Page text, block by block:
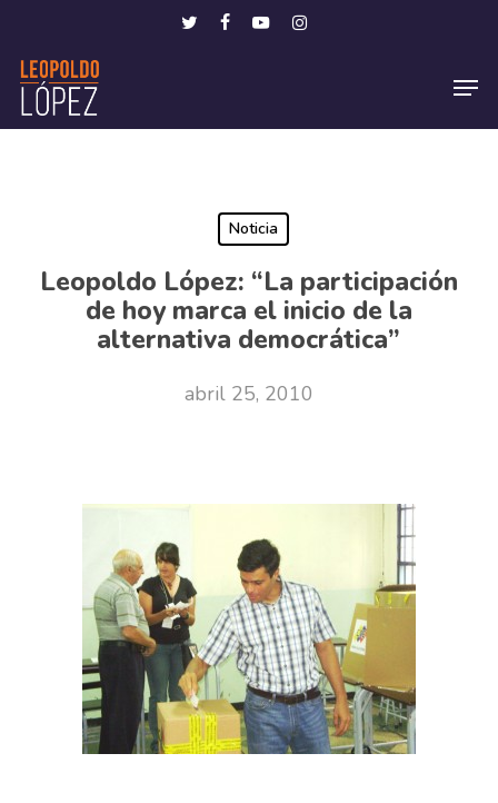
main
content
twitterfacebookyoutubeinstagram
Noticia
Leopoldo López: “La participación
de hoy marca el inicio de la
alternativa democrática”
abril 25, 2010